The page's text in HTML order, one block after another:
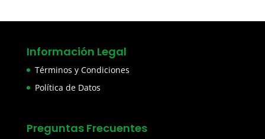
Información Legal
Términos y Condiciones
Política de Datos
Preguntas Frecuentes